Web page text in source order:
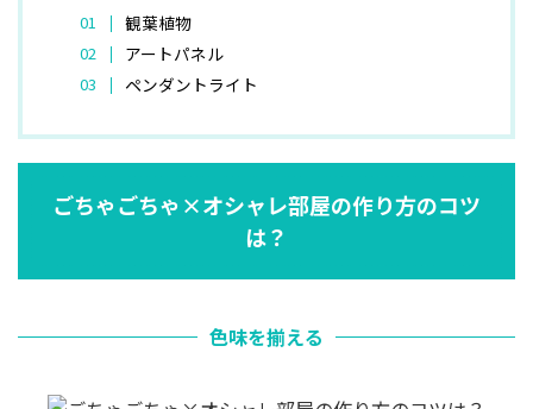
観葉植物
アートパネル
ペンダントライト
ごちゃごちゃ×オシャレ部屋の作り方のコツ
は？
色味を揃える